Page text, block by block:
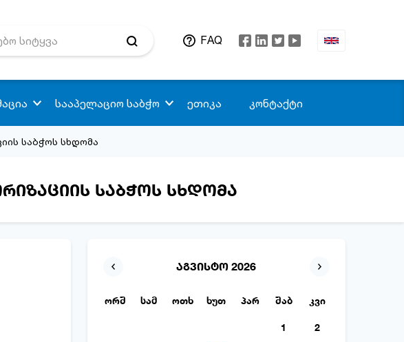
FAQ
სააპელაციო საბჭო ეთიკა კონტაქტი
საბჭოს სხდომა
საბჭოს სხდომა
აგვისტო 2026
ორშ სამ ოთხ ხუთ პარ შაბ კვი
1 2